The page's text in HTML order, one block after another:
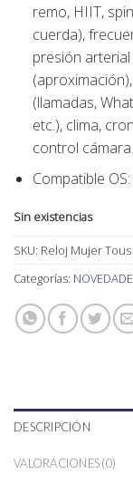
remo, HIIT,
cuerda),
presión
(llamadas,
etc.), clima,
control cámara.
Compatible OS:
Sin existencias
SKU: Reloj Mujer
Categorías:
DESCRIPCIÓN
VALORACIONES (0)